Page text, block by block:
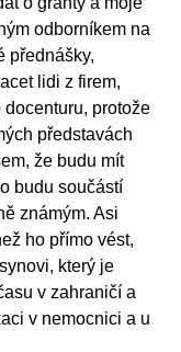
odborníkem na
přednášky,
lidi z firem,
protože
představách
že budu mít
budu součástí
známým. Asi
ho přímo vést,
který je
v zahraničí a
v nemocnici a u